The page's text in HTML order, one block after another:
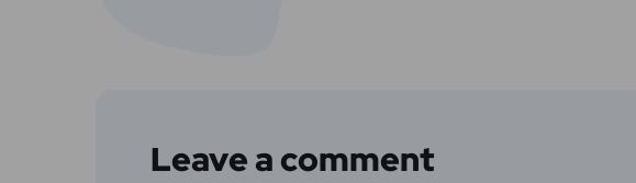
Leave a comment